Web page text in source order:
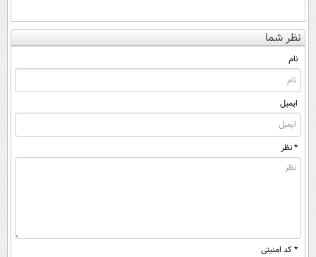
نظر شما
نام
ایمیل
* نظر
* کد امنیتی